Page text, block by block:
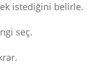
istediğini belirle.
seç.